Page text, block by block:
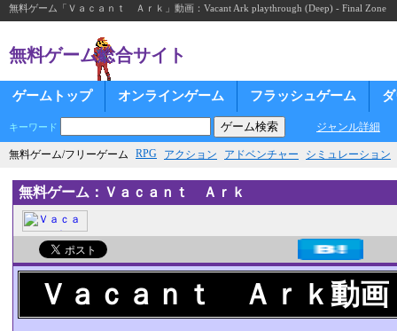
無料ゲーム「Ｖａｃａｎｔ Ａｒｋ」動画：Vacant Ark playthrough (Deep) - Final Zone
無料ゲーム総合サイト
ゲームトップ オンラインゲーム フラッシュゲーム
キーワード ジャンル詳細
無料ゲーム/フリーゲーム RPG アクション アドベンチャー シミュレーション
無料ゲーム：Ｖａｃａｎｔ Ａｒｋ
Ｖａｃａｎｔ Ａｒｋ動画